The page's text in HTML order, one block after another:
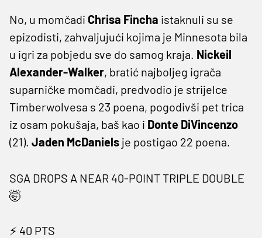
No, u momčadi Chrisa Fincha istaknuli su se
epizodisti, zahvaljujući kojima je Minnesota bila
u igri za pobjedu sve do samog kraja. Nickeil
Alexander-Walker, bratić najboljeg igrača
suparničke momčadi, predvodio je strijelce
Timberwolvesa s 23 poena, pogodivši pet trica
iz osam pokušaja, baš kao i Donte DiVincenzo
(21). Jaden McDaniels je postigao 22 poena.
SGA DROPS A NEAR 40-POINT TRIPLE DOUBLE
🤯
⚡️ 40 PTS